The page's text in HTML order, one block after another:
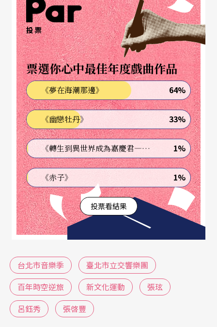
灣民謠，成為台灣新劇發展重要代表作。
「日治時期台灣菁英林獻堂、蔣渭水等人，於一九
二一年在靜修女中成立『臺灣文化協會』，透過演
講會、讀報社、文化劇等，宣揚新的觀念與思想，
推展新文化運動。而距離靜修女中不遠的大稻埕，
除了商家林立、外商匯集，戲曲活動繁盛之外，更
是文人、音樂家、藝術家的聚集地！這裡既有國際
摩登的風貌，也有傳統文化，有最流行的歌曲、最
本土的文化，是新舊文化交融場域。同時也孕育出
非常多文化人，包括藝術家、畫家、音樂家、攝影
家等，蔣渭水先生的大安醫院也在這裡，就是今日
延平北路二段義美食品。」臺北藝術大學戲劇學系
系主任張啟豐說。
即將在十月開幕的「臺灣新文化運動紀念館」，考
量到台灣新文化運動與大稻埕密切的地緣與歷史關
係，臺北市政府文化局將館址選在日治時期位於大
投票
票選你心中最佳年度戲曲作品
《夢在海潮那邊》 64%
《幽戀牡丹》 33%
《轉生到異世界成為嘉慶君—發現我的祖先是詐騙集團!?》 1%
《赤子》 1%
投票看結果
台北市音樂季
臺北市立交響樂團
百年時空逆旅
新文化運動
張玹
呂鈺秀
張啓豐